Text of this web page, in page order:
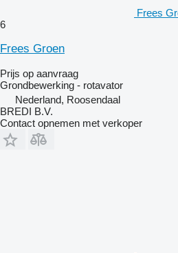
Frees
6
Frees Groen
Prijs op aanvraag
Grondbewerking - rotavator
Nederland, Roosendaal
BREDI B.V.
Contact opnemen met verkoper